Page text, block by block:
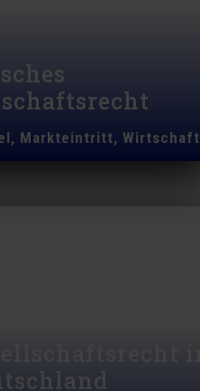
Markteintritt, Wirtschaft